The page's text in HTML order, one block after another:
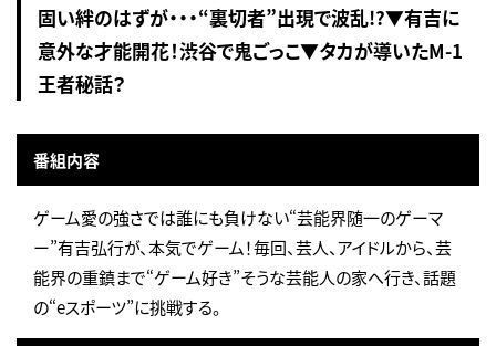
固い絆のはずが・・・“裏切者”出現で波乱!?▼有吉に
意外な才能開花！渋谷で鬼ごっこ▼タカが導いたM-1
王者秘話？
番組内容
ゲーム愛の強さでは誰にも負けない“芸能界随一のゲーマ
ー”有吉弘行が、本気でゲーム！毎回、芸人、アイドルから、芸
能界の重鎮まで“ゲーム好き”そうな芸能人の家へ行き、話題
の“eスポーツ”に挑戦する。